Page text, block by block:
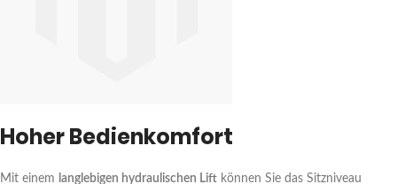
Hoher Bedienkomfort
Mit einem langlebigen hydraulischen Lift können Sie das Sitzniveau